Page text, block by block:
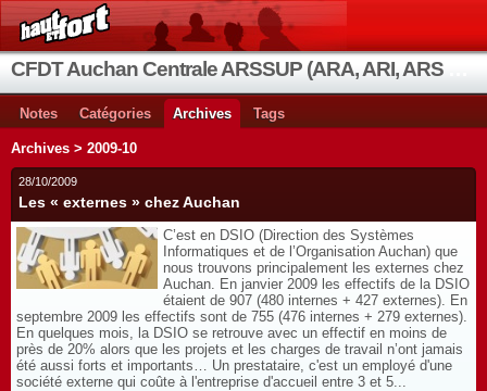
Notes Catégories Archives Tags
Archives > 2009-10
28/10/2009
Les « externes » chez Auchan
C’est en DSIO (Direction des Systèmes
Informatiques et de l’Organisation Auchan) que
nous trouvons principalement les externes chez
Auchan. En janvier 2009 les effectifs de la DSIO
étaient de 907 (480 internes + 427 externes). En
septembre 2009 les effectifs sont de 755 (476 internes + 279 externes).
En quelques mois, la DSIO se retrouve avec un effectif en moins de
près de 20% alors que les projets et les charges de travail n’ont jamais
été aussi forts et importants… Un prestataire, c'est un employé d'une
société externe qui coûte à l'entreprise d'accueil entre 3 et 5...